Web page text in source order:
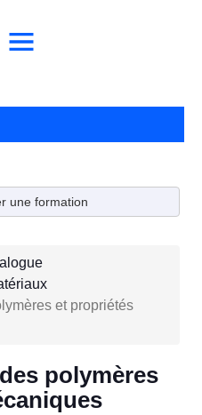
une formation
et propriétés
polymères